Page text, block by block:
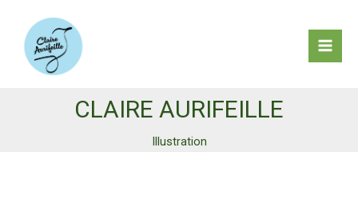
contenu
CLAIRE AURIFEILLE
Illustration